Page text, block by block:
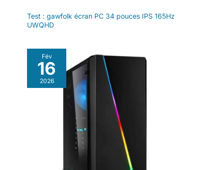
Test : gawfolk écran PC 34 pouces IPS 165Hz
UWQHD
Fév
16
2026